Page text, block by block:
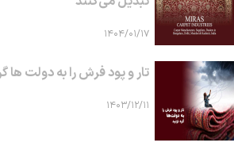
۱۴۰۴/۰۱/۱۷
تار و پود فرش را به دولت ها
۱۴۰۳/۱۲/۱۱